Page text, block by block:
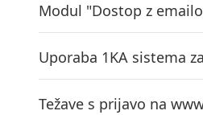
Modul "Dostop z
Uporaba 1KA sistema
Težave s prijavo na